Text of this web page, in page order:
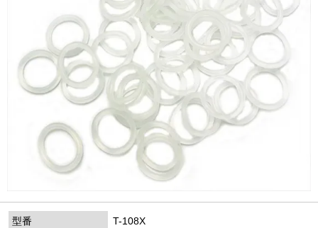
型番
T-108X